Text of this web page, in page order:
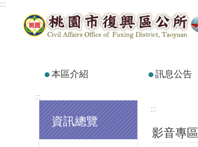
跳到主要內容區塊
:::
本區介紹 訊息公告
:::
資訊總覽
:::
影音專區